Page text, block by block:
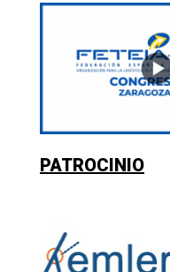
PATROCINIO